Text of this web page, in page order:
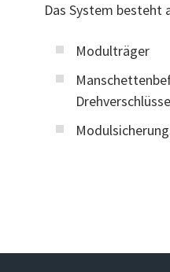
Das System besteht
Modulträger